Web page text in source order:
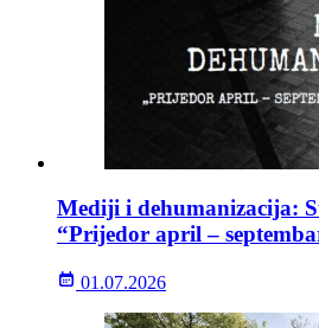
Mediji i dehumanizacija:
“Prijedor april –
01.07.2026